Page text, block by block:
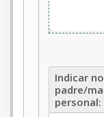
Indicar
nombre
del
paciente,
Indicar
padre/
personal: